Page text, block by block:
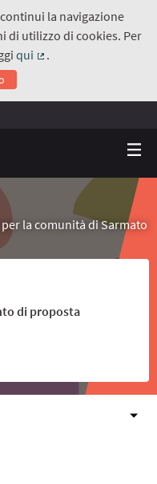
la navigazione
di utilizzo di cookies. Per
qui
.
la comunità di Sarmato
di proposta